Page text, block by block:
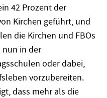
42 Prozent der
Kirchen geführt, und
die Kirchen und FBOs
nun in der
oder dabei,
vorzubereiten.
dass mehr als die